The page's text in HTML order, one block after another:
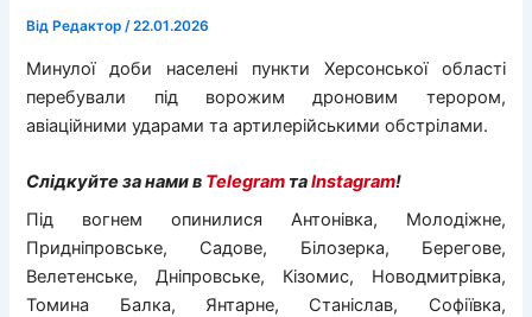
Від Редактор/22.01.2026
Минулої доби населені пункти Херсонської області
перебували під ворожим дроновим терором,
авіаційними ударами та артилерійськими обстрілами.
Слідкуйте за нами в Telegram таInstagram!
Під вогнем опинилися Антонівка, Молодіжне,
Придніпровське, Садове, Білозерка, Берегове,
Велетенське, Дніпровське, Кізомис, Новодмитрівка,
Томина Балка, Янтарне, Станіслав, Софіївка,